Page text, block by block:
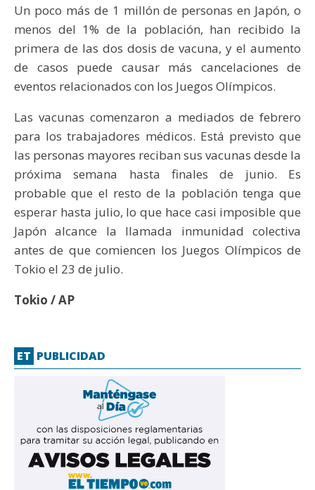
Un poco más de 1 millón de personas en Japón, o
menos del 1% de la población, han recibido la
primera de las dos dosis de vacuna, y el aumento
de casos puede causar más cancelaciones de
eventos relacionados con los Juegos Olímpicos.
Las vacunas comenzaron a mediados de febrero
para los trabajadores médicos. Está previsto que
las personas mayores reciban sus vacunas desde la
próxima semana hasta finales de junio. Es
probable que el resto de la población tenga que
esperar hasta julio, lo que hace casi imposible que
Japón alcance la llamada inmunidad colectiva
antes de que comiencen los Juegos Olímpicos de
Tokio el 23 de julio.
Tokio / AP
ET PUBLICIDAD